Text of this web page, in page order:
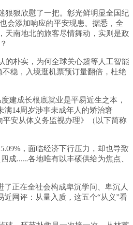
狠欣慰了一把。彰光鲜明显全国纪
会添加响应的平安现患。据悉，全
天南地北的旅客尽情舞动，实则是政
朴实，为何全球关心超等人工智能
稳，入境逛机票预订量翻倍，杜绝
建成长根底就业是平易近生之本，
14周岁涉事未成年人的矫治窘
安从体义务监视办理》（以下简称
，面临经济下行压力，却也导致
成......各地唯有以丰硕供给为焦点、
正在全社会构成卑沉学问、卑沉人
网评：从量入质，这五个“从义”看